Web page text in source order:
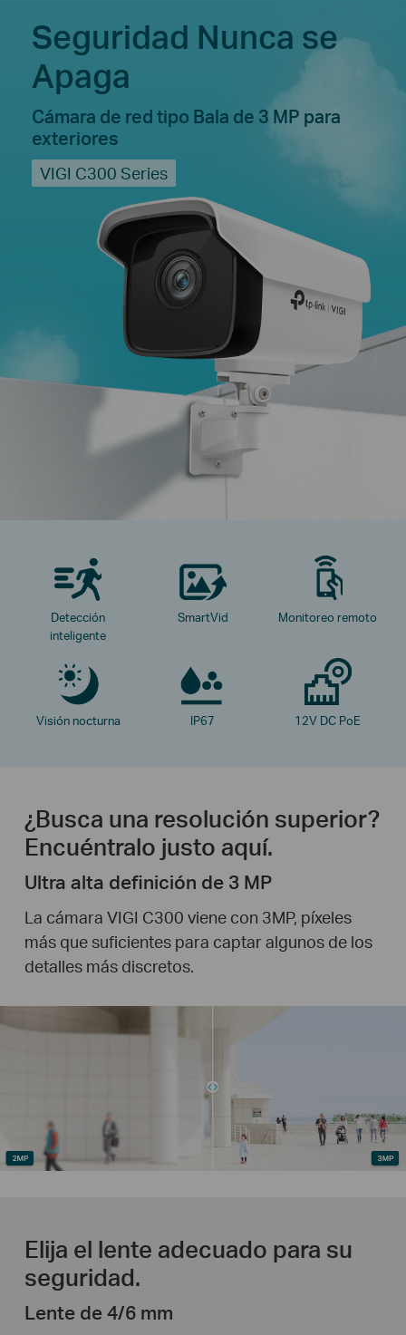
Seguridad Nunca se
Apaga
Cámara de red tipo Bala de 3 MP para
exteriores
VIGI C300 Series
Detección
inteligente
SmartVid Monitoreo remoto
Visión nocturna IP67 12V DC PoE
¿Busca una resolución superior?
Encuéntralo justo aquí.
Ultra alta definición de 3 MP
La cámara VIGI C300 viene con 3MP, píxeles
más que suficientes para captar algunos de los
detalles más discretos.
Elija el lente adecuado para su
seguridad.
Lente de 4/6 mm